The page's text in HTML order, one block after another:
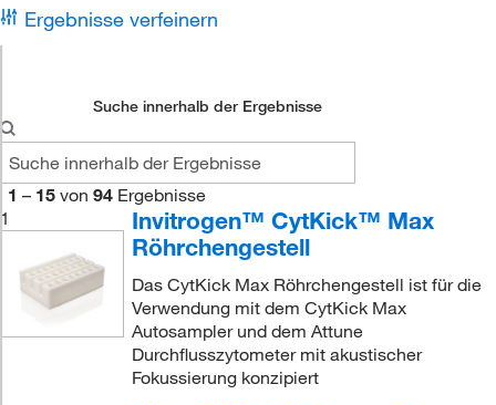
Ergebnisse verfeinern
Suche innerhalb der Ergebnisse
1 – 15 von 94 Ergebnisse
1
Invitrogen™ CytKick™ Max
Röhrchengestell
Das CytKick Max Röhrchengestell ist für die
Verwendung mit dem CytKick Max
Autosampler und dem Attune
Durchflusszytometer mit akustischer
Fokussierung konzipiert